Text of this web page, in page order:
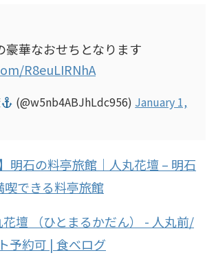
豪華なおせちとなります
R8euLIRNhA
(@w5nb4ABJhLdc956) January 1,
】明石の料亭旅館｜人丸花壇 – 明石
できる料亭旅館
花壇 （ひとまるかだん） - 人丸前/
予約可 | 食べログ